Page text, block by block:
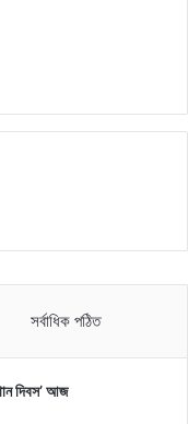
সর্বাধিক পঠিত
দিবস’ আজ